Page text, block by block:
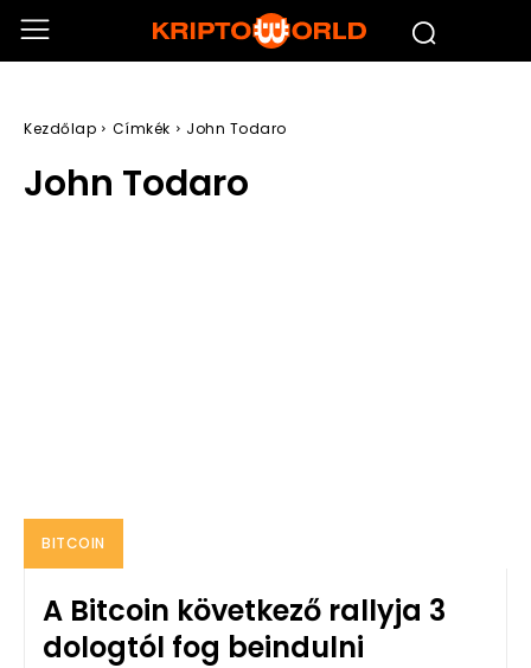
Kezdőlap Címkék John Todaro
John Todaro
BITCOIN
A Bitcoin következő rallyja 3
dologtól fog beindulni